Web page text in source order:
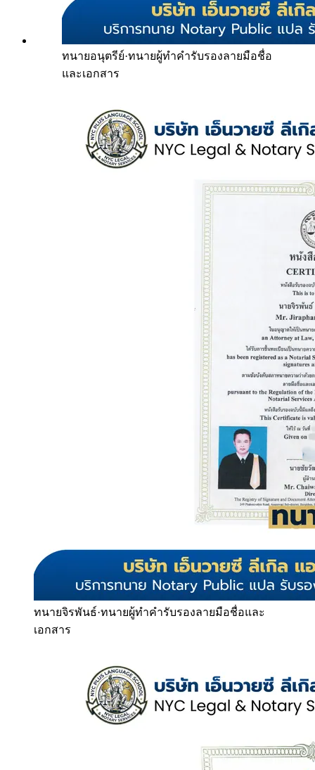
ทนายอนุตรีย์·ทนายผู้ทำคำรับรองลายมือชื่อ
และเอกสาร
ทนายจิรพันธ์·ทนายผู้ทำคำรับรองลายมือชื่อและ
เอกสาร